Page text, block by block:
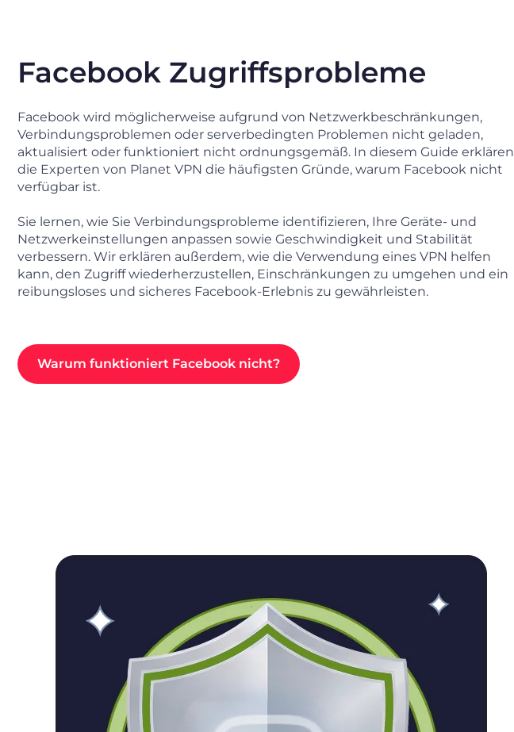
Facebook Zugriffsprobleme
Facebook wird möglicherweise aufgrund von Netzwerkbeschränkungen,
Verbindungsproblemen oder serverbedingten Problemen nicht geladen,
aktualisiert oder funktioniert nicht ordnungsgemäß. In diesem Guide erklären
die Experten von Planet VPN die häufigsten Gründe, warum Facebook nicht
verfügbar ist.
Sie lernen, wie Sie Verbindungsprobleme identifizieren, Ihre Geräte- und
Netzwerkeinstellungen anpassen sowie Geschwindigkeit und Stabilität
verbessern. Wir erklären außerdem, wie die Verwendung eines VPN helfen
kann, den Zugriff wiederherzustellen, Einschränkungen zu umgehen und ein
reibungsloses und sicheres Facebook-Erlebnis zu gewährleisten.
Warum funktioniert Facebook nicht?